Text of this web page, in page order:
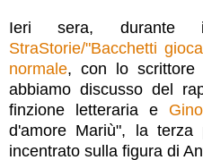
Ieri sera, durante
StraStorie/"Bacchetti
normale, con lo scrittore
abbiamo discusso del
finzione letteraria e
d'amore Mariù", la terza
incentrato sulla figura di